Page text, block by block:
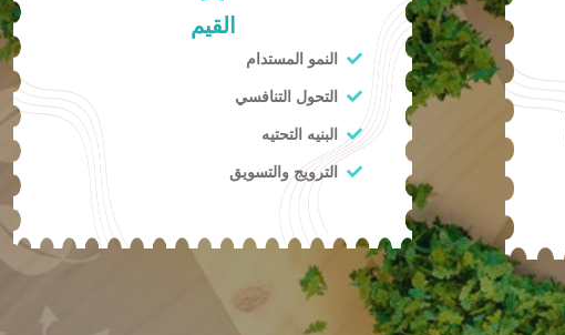
القيم
النمو المستدام
التحول التنافسي
البنيه التحتيه
الترويج والتسويق